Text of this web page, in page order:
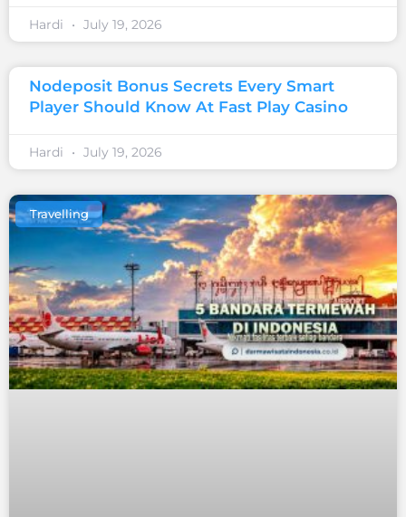
Hardi July 19, 2026
Nodeposit Bonus Secrets Every Smart
Player Should Know At Fast Play Casino
Hardi July 19, 2026
Travelling